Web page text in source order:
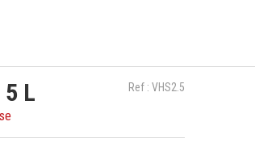
Ref : VHS2.5
5 L